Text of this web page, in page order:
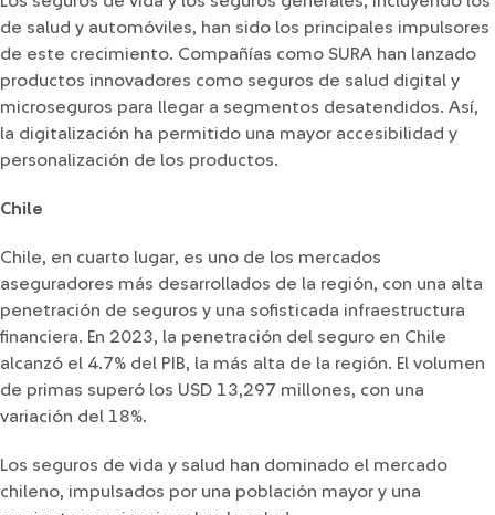
de salud y automóviles, han sido los principales impulsores
de este crecimiento. Compañías como SURA han lanzado
productos innovadores como seguros de salud digital y
microseguros para llegar a segmentos desatendidos. Así,
la digitalización ha permitido una mayor accesibilidad y
personalización de los productos.
Chile
Chile, en cuarto lugar, es uno de los mercados
aseguradores más desarrollados de la región, con una alta
penetración de seguros y una sofisticada infraestructura
financiera. En 2023, la penetración del seguro en Chile
alcanzó el 4.7% del PIB, la más alta de la región. El volumen
de primas superó los USD 13,297 millones, con una
variación del 18%.
Los seguros de vida y salud han dominado el mercado
chileno, impulsados por una población mayor y una